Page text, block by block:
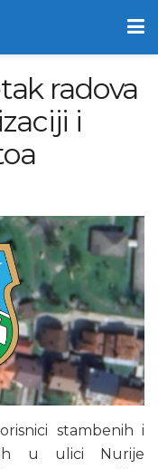
radova
i
stambenih i
u ulici Nurije